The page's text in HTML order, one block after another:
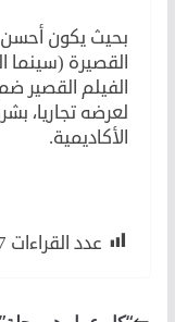
بحيث يكون
القصيرة (سينما
الفيلم القصير
لعرضه تجاريا،
الأكاديمية.
عدد القراءات